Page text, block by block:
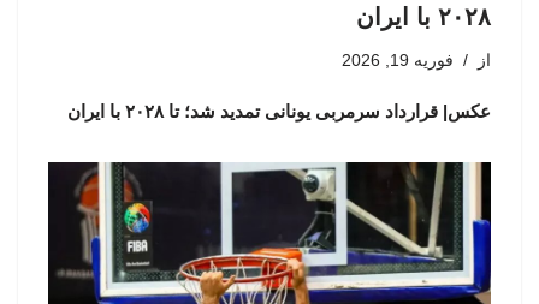
۲۰۲۸ با ایران
از فوریه 19, 2026
عکس| قرارداد سرمربی یونانی تمدید شد؛ تا ۲۰۲۸ با ایران